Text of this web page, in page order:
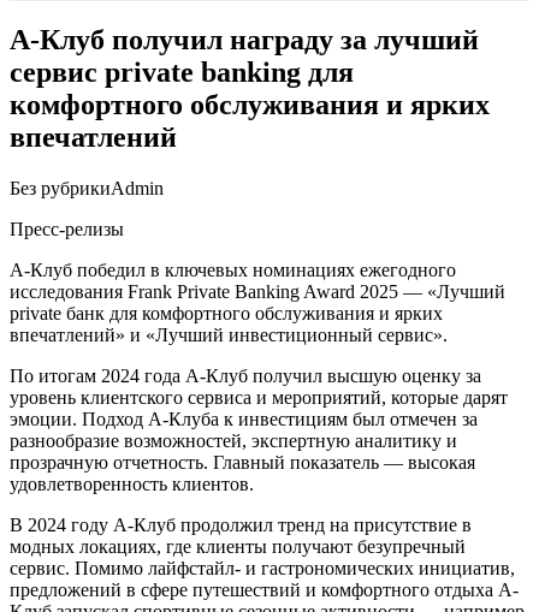
А-Клуб получил награду за лучший
сервис private banking для
комфортного обслуживания и ярких
впечатлений
Без рубрикиAdmin
Пресс-релизы
А-Клуб победил в ключевых номинациях ежегодного
исследования Frank Private Banking Award 2025 — «Лучший
private банк для комфортного обслуживания и ярких
впечатлений» и «Лучший инвестиционный сервис».
По итогам 2024 года А-Клуб получил высшую оценку за
уровень клиентского сервиса и мероприятий, которые дарят
эмоции. Подход А-Клуба к инвестициям был отмечен за
разнообразие возможностей, экспертную аналитику и
прозрачную отчетность. Главный показатель — высокая
удовлетворенность клиентов.
В 2024 году А-Клуб продолжил тренд на присутствие в
модных локациях, где клиенты получают безупречный
сервис. Помимо лайфстайл- и гастрономических инициатив,
предложений в сфере путешествий и комфортного отдыха А-